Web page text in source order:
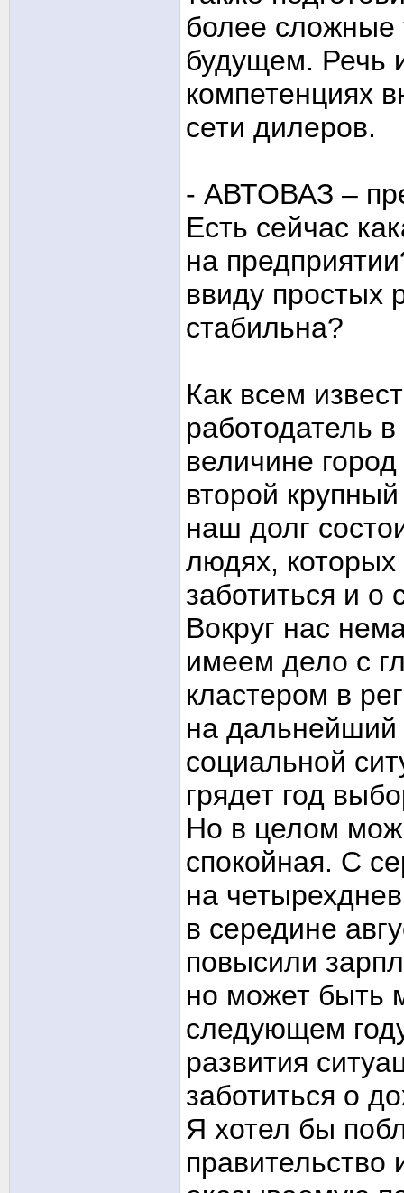
более сложные
будущем. Речь
компетенциях
сети дилеров.
- АВТОВАЗ –
Есть сейчас
на
ввиду простых
стабильна?
Как всем
работодатель
величине
второй
наш долг
людях,
заботиться и о
Вокруг нас
имеем дело с
кластером в
на дальнейший
социальной
грядет год
Но в целом
спокойная. С
на
в середине
повысили
но может быть
следующем
развития
заботиться о
Я хотел бы
правительство